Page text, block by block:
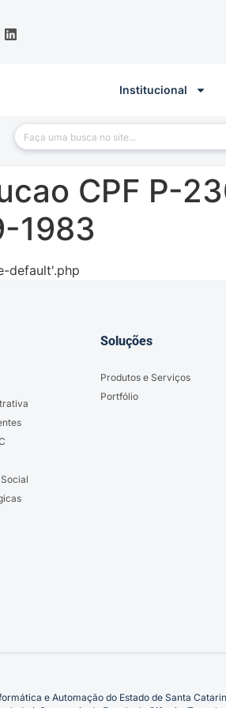
Institucional
CPF P-
1983
default'.php
Soluções
Produtos e Serviços
Portfólio
e Automação do Estado de Santa